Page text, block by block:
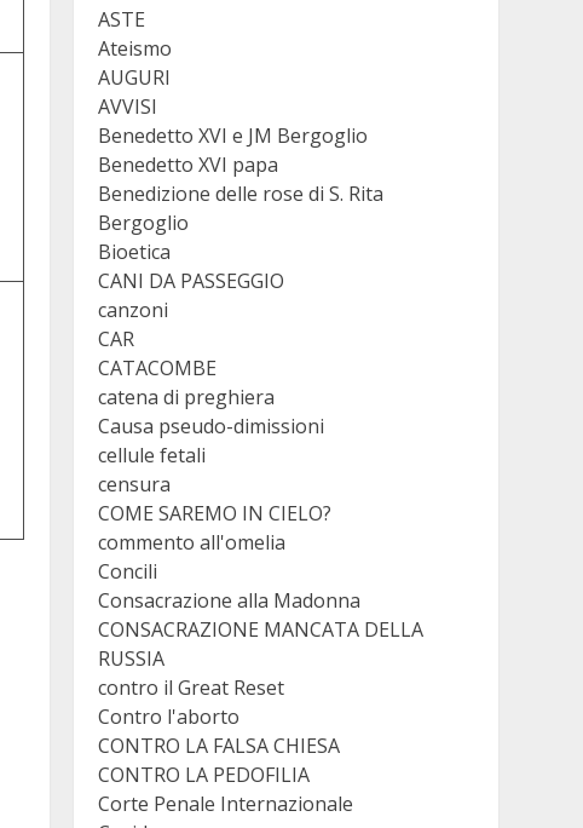
ASTE
Ateismo
AUGURI
AVVISI
Benedetto XVI e JM Bergoglio
Benedetto XVI papa
Benedizione delle rose di S. Rita
Bergoglio
Bioetica
CANI DA PASSEGGIO
canzoni
CAR
CATACOMBE
catena di preghiera
Causa pseudo-dimissioni
cellule fetali
censura
COME SAREMO IN CIELO?
commento all'omelia
Concili
Consacrazione alla Madonna
CONSACRAZIONE MANCATA DELLA
RUSSIA
contro il Great Reset
Contro l'aborto
CONTRO LA FALSA CHIESA
CONTRO LA PEDOFILIA
Corte Penale Internazionale